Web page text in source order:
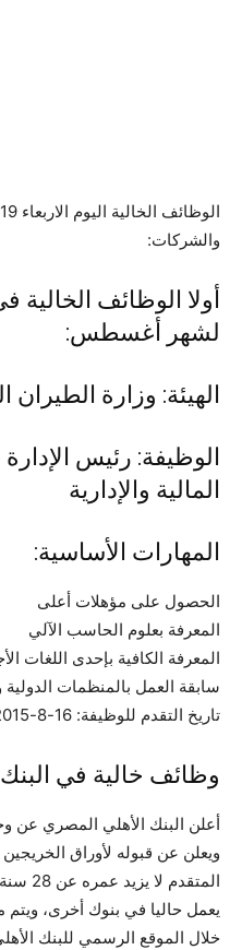
والشركات:
أولا الوظائف الخالية
لشهر أغسطس:
الهيئة: وزارة الطيران
الوظيفة: رئيس
المالية والإدارية
المهارات الأساسية:
الحصول على مؤهلات أعلى
المعرفة بعلوم الحاسب الآلي
المعرفة الكافية بإحدى اللغات
سابقة العمل بالمنظمات الدولية
تاريخ التقدم للوظيفة: 16-8-2015 وحتى 25-8-2015
وظائف خالية في البنك
أعلن البنك الأهلي المصري عن
ويعلن عن قبوله لأوراق
يعمل حاليا في بنوك أخرى،
خلال الموقع الرسمي للبنك